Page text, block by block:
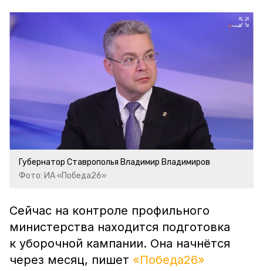
Губернатор Ставрополья Владимир Владимиров
Фото: ИА «Победа26»
Сейчас на контроле профильного
министерства находится подготовка
к уборочной кампании. Она начнётся
через месяц, пишет «Победа26»